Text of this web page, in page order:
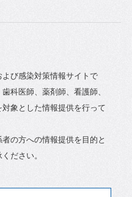
び感染対策情報サイトで
科医師、薬剤師、看護師、
象とした情報提供を行って
の方への情報提供を目的と
ださい。